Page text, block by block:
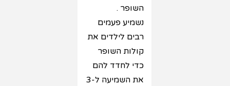
השופר .
נשמיע פעמים
רבים לילדים את
קולות השופר
כדי לחדד להם
את השמיעה ל-3